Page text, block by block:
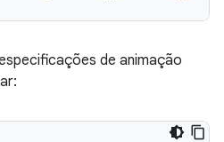
de animação